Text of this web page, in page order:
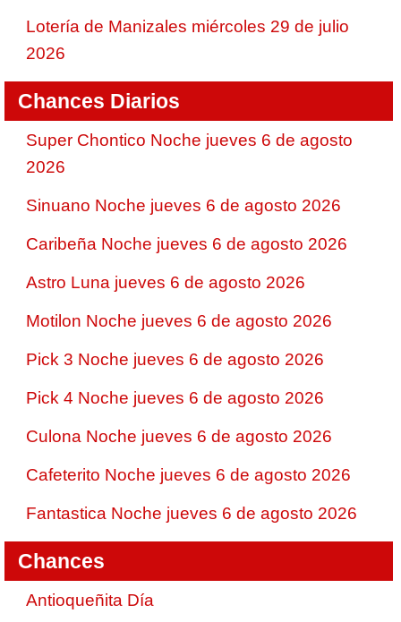
Lotería de Manizales miércoles 29 de julio
2026
Chances Diarios
Super Chontico Noche jueves 6 de agosto
2026
Sinuano Noche jueves 6 de agosto 2026
Caribeña Noche jueves 6 de agosto 2026
Astro Luna jueves 6 de agosto 2026
Motilon Noche jueves 6 de agosto 2026
Pick 3 Noche jueves 6 de agosto 2026
Pick 4 Noche jueves 6 de agosto 2026
Culona Noche jueves 6 de agosto 2026
Cafeterito Noche jueves 6 de agosto 2026
Fantastica Noche jueves 6 de agosto 2026
Chances
Antioqueñita Día